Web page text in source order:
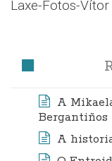
Laxe-Fotos-
A
Bergantiños
A